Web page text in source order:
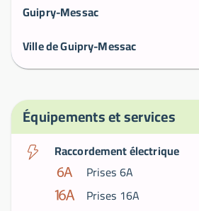
Guipry-Messac
Ville de Guipry-Messac
Équipements et services
Raccordement électrique
Prises 6A
Prises 16A